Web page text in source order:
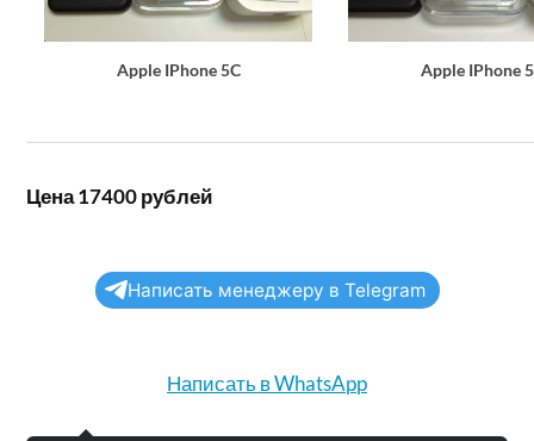
Apple IPhone 5C Apple IPhone
Цена 17400 рублей
Написать менеджеру в Telegram
Написать в WhatsApp